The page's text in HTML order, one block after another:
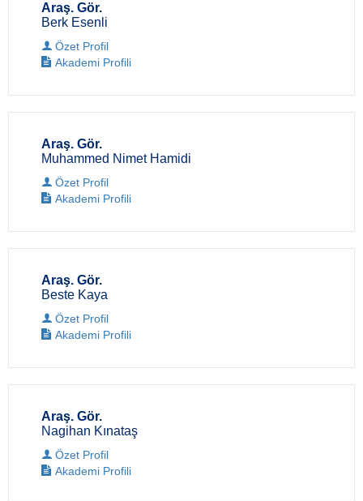
Araş. Gör.
Berk Esenli
Özet Profil
Akademi Profili
Araş. Gör.
Muhammed Nimet Hamidi
Özet Profil
Akademi Profili
Araş. Gör.
Beste Kaya
Özet Profil
Akademi Profili
Araş. Gör.
Nagihan Kınataş
Özet Profil
Akademi Profili